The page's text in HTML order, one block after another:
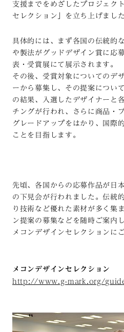
支援までをめざしたプロジェク
セレクション」を立ち上げました
具体的には、まず各国の伝統的
や製法がグッドデザイン賞に応
表・受賞展にて展示されます。
その後、受賞対象についてのデ
ーから募集し、その提案につい
の結果、入選したデザイナーと
チングが行われ、さらに商品・
グレードアップをはかり、国際
ことを目指します。
先頃、各国からの応募作品が日
の下見会が行われました。伝統
り技術など優れた素材が多く集
ン提案の募集などを随時ご案内
メコンデザインセレクションに
メコンデザインセレクション
http://www.g-mark.org/